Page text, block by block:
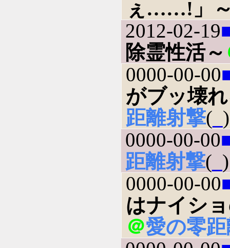
ぇ……!」
2012-02-19
除霊性活～
0000-00-00
がブッ壊
距離射撃(
0000-00-00
距離射撃(
0000-00-00
はナイシ
＠愛の零